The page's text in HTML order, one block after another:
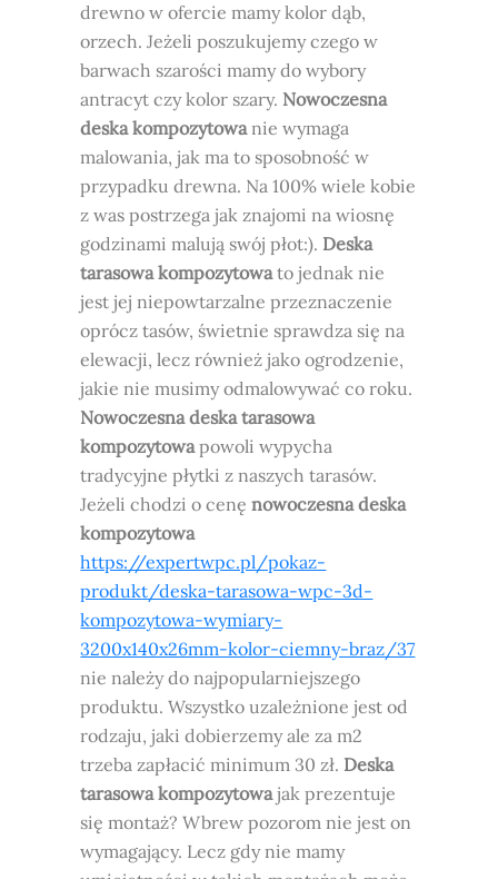
drewno w ofercie mamy kolor dąb,
orzech. Jeżeli poszukujemy czego w
barwach szarości mamy do wybory
antracyt czy kolor szary. Nowoczesna
deska kompozytowanie wymaga
malowania, jak ma to sposobność w
przypadku drewna. Na 100% wiele kobie
z was postrzega jak znajomi na wiosnę
godzinami malują swój płot:). Deska
tarasowa kompozytowato jednak nie
jest jej niepowtarzalne przeznaczenie
oprócz tasów, świetnie sprawdza się na
elewacji, lecz również jako ogrodzenie,
jakie nie musimy odmalowywać co roku.
Nowoczesna deska tarasowa
kompozytowapowoli wypycha
tradycyjne płytki z naszych tarasów.
Jeżeli chodzi o cenęnowoczesna deska
kompozytowa
https://expertwpc.pl/pokaz-
produkt/deska-tarasowa-wpc-3d-
kompozytowa-wymiary-
3200x140x26mm-kolor-ciemny-braz/37
nie należy do najpopularniejszego
produktu. Wszystko uzależnione jest od
rodzaju, jaki dobierzemy ale za m2
trzeba zapłacić minimum 30 zł. Deska
tarasowa kompozytowajak prezentuje
się montaż? Wbrew pozorom nie jest on
wymagający. Lecz gdy nie mamy